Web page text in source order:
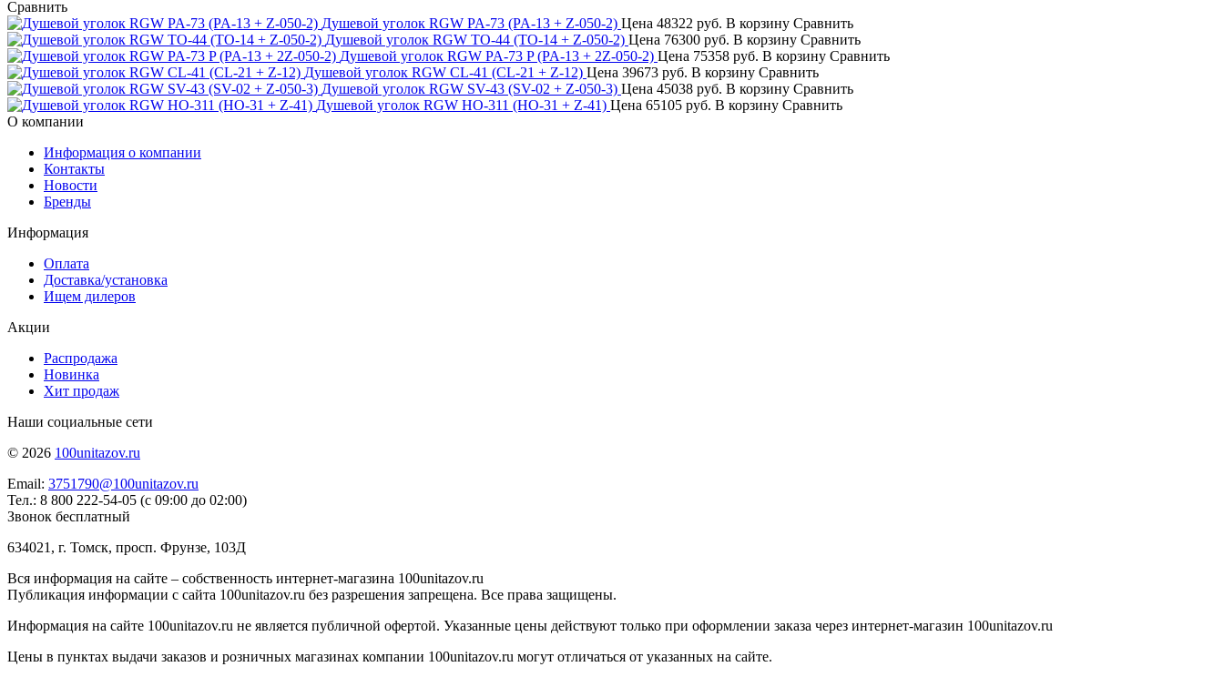
Сравнить
Душевой уголок RGW PA-73 (PA-13 + Z-050-2) Цена 48322 руб. В корзину Сравнить
Душевой уголок RGW TO-44 (TO-14 + Z-050-2) Цена 76300 руб. В корзину Сравнить
Душевой уголок RGW PA-73 P (PA-13 + 2Z-050-2) Цена 75358 руб. В корзину Сравнить
Душевой уголок RGW CL-41 (CL-21 + Z-12) Цена 39673 руб. В корзину Сравнить
Душевой уголок RGW SV-43 (SV-02 + Z-050-3) Цена 45038 руб. В корзину Сравнить
Душевой уголок RGW HO-311 (HO-31 + Z-41) Цена 65105 руб. В корзину Сравнить
О компании
Информация о компании
Контакты
Новости
Бренды
Информация
Оплата
Доставка/установка
Ищем дилеров
Акции
Распродажа
Новинка
Хит продаж
Наши социальные сети
© 2026 100unitazov.ru
Email: 3751790@100unitazov.ru
Тел.: 8 800 222-54-05 (с 09:00 до 02:00)
Звонок бесплатный
634021, г. Томск, просп. Фрунзе, 103Д
Вся информация на сайте – собственность интернет-магазина 100unitazov.ru
Публикация информации с сайта 100unitazov.ru без разрешения запрещена. Все права защищены.
Информация на сайте 100unitazov.ru не является публичной офертой. Указанные цены действуют только при оформлении заказа через интернет-магазин 100unitazov.ru
Цены в пунктах выдачи заказов и розничных магазинах компании 100unitazov.ru могут отличаться от указанных на сайте.